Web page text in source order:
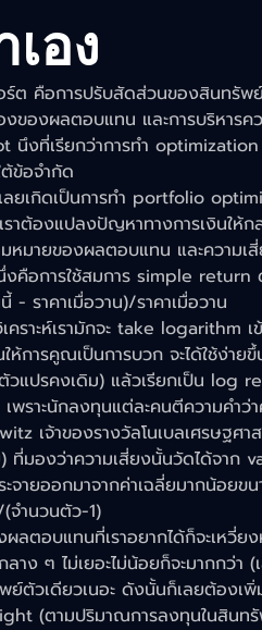
อง
ต คือการปรับสัดส่วนของสินทรัพย์
ของผลตอบแทน และการบริหารค
งที่เรียกว่าการทำ optimization
ข้อจำกัด
ลยเกิดเป็นการทำ portfolio
าต้องแปลงปัญหาทางการเงินให้
หมายของผลตอบแทน และความเ
คือการใช้สมการ simple return
- ราคาเมื่อวาน)/ราคาเมื่อวาน
เคราะห์เรามักจะ take
ห้การคูณเป็นการบวก จะได้ใช้ง่าย
วแปรคงเดิม) แล้วเรียกเป็น log
พราะนักลงทุนแต่ละคนตีความคำว่
เจ้าของรางวัลโนเบลเศรษฐศ
มองว่าความเสี่ยงนั้นวัดได้จาก
จายออกมาจากค่าเฉลี่ยมากน้อยข
จำนวนตัว-1)
ตอบแทนที่เราอยากได้ก็จะเหวี่ย
ง ๆ ไม่เยอะไม่น้อยก็จะมากกว่า
ย์ตัวเดียวเนอะ ดังนั้นก็เลยต้องเ
(ตามปริมาณการลงทุนในสิ